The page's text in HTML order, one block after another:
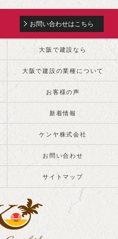
お問い合わせはこちら
大阪で建設なら
大阪で建設の業種について
お客様の声
新着情報
ケンヤ株式会社
お問い合わせ
サイトマップ